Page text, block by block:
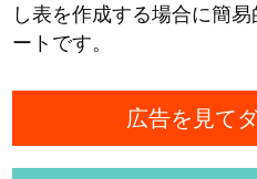
し表を作成する場合に簡
ートです。
広告を見て